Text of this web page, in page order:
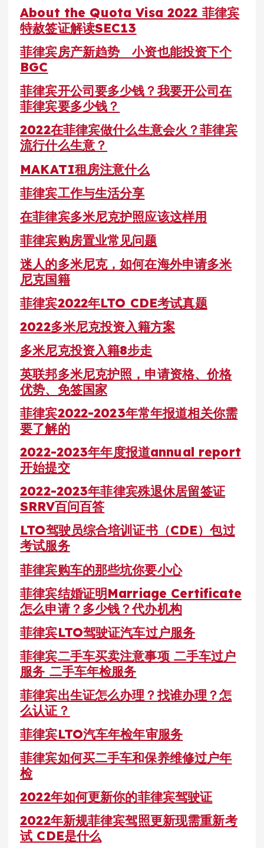
About the Quota Visa 2022 菲律宾
特赦签证解读SEC13
菲律宾房产新趋势 小资也能投资下个
BGC
菲律宾开公司要多少钱？我要开公司在
菲律宾要多少钱？
2022在菲律宾做什么生意会火？菲律宾
流行什么生意？
MAKATI租房注意什么
菲律宾工作与生活分享
在菲律宾多米尼克护照应该这样用
菲律宾购房置业常见问题
迷人的多米尼克，如何在海外申请多米
尼克国籍
菲律宾2022年LTO CDE考试真题
2022多米尼克投资入籍方案
多米尼克投资入籍8步走
英联邦多米尼克护照，申请资格、价格
优势、免签国家
菲律宾2022-2023年常年报道相关你需
要了解的
2022-2023年年度报道annual report
开始提交
2022-2023年菲律宾殊退休居留签证
SRRV百问百答
LTO驾驶员综合培训证书（CDE）包过
考试服务
菲律宾购车的那些坑你要小心
菲律宾结婚证明Marriage Certificate
怎么申请？多少钱？代办机构
菲律宾LTO驾驶证汽车过户服务
菲律宾二手车买卖注意事项 二手车过户
服务 二手车年检服务
菲律宾出生证怎么办理？找谁办理？怎
么认证？
菲律宾LTO汽车年检年审服务
菲律宾如何买二手车和保养维修过户年
检
2022年如何更新你的菲律宾驾驶证
2022年新规菲律宾驾照更新现需重新考
试 CDE是什么